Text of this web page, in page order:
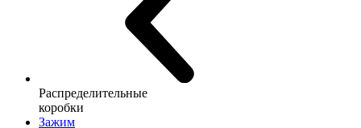
Распределительные
коробки
Зажим